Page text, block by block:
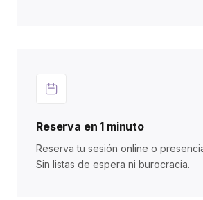
Reserva en 1 minuto
Reserva tu sesión online o
Sin listas de espera ni burocracia.